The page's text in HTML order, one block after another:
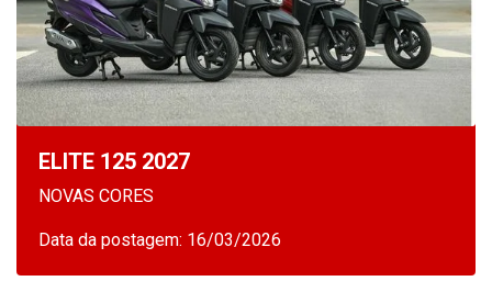
ELITE 125 2027
NOVAS CORES
Data da postagem: 16/03/2026